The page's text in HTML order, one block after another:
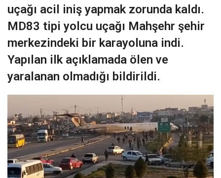
uçağı acil iniş yapmak zorunda kaldı.
MD83 tipi yolcu uçağı Mahşehr şehir
merkezindeki bir karayoluna indi.
Yapılan ilk açıklamada ölen ve
yaralanan olmadığı bildirildi.